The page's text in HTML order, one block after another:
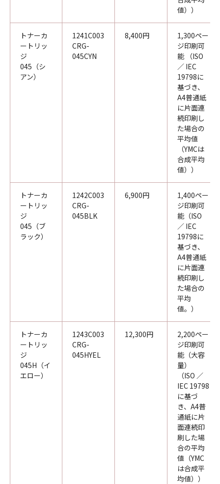
値））
トナーカ
ートリッ
ジ
045（シ
アン）
1241C003
CRG-
045CYN
8,400円
1,300ペー
ジ印刷可
能 （ISO
／ IEC
19798に
基づき、
A4普通紙
に片面連
続印刷し
た場合の
平均値
（YMCは
合成平均
値））
トナーカ
ートリッ
ジ
045（ブ
ラック）
1242C003
CRG-
045BLK
6,900円
1,400ペー
ジ印刷可
能（ISO
／ IEC
19798に
基づき、
A4普通紙
に片面連
続印刷し
た場合の
平均
値。）
トナーカ
ートリッ
ジ
045H（イ
エロー）
1243C003
CRG-
045HYEL
12,300円
2,200ペー
ジ印刷可
能（大容
量）
（ISO ／
IEC 19798
に基づ
き、A4普
通紙に片
面連続印
刷した場
合の平均
値（YMC
は合成平
均値））